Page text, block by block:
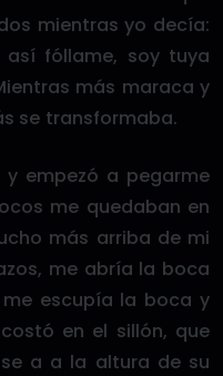
mientras yo decía:
fóllame, soy tuya
más maraca y
se transformaba.
empezó a pegarme
me quedaban en
más arriba de mi
me abría la boca
escupía la boca y
en el sillón, que
a a la altura de su